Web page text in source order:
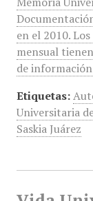
en el 2010.
mensual
de
Etiquetas:
Universitaria
Saskia Juárez